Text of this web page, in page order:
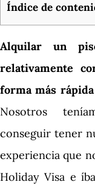
Índice de
Alquilar un
relativamente
forma más
Nosotros
conseguir tener
experiencia que
Holiday Visa e